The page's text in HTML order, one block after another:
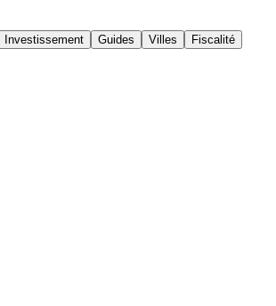
Investissement Guides Villes
Fiscalité